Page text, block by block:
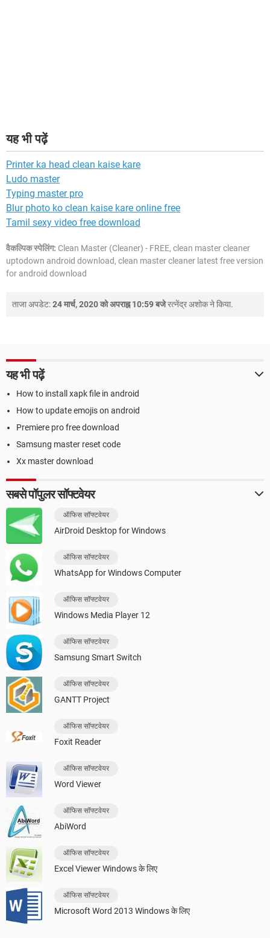
यह भी पढ़ें
Printer ka head clean kaise kare
Ludo master
Typing master pro
Blur photo ko clean kaise kare online free
Tamil sexy video free download
वैकल्पिक स्पेलिंग: Clean Master (Cleaner) - FREE, clean master cleaner
uptodown android download, clean master cleaner latest free version
for android download
ताजा अपडेट:24 मार्च, 2020 को अपराह्न 10:59 बजेरत्नेंद्र अशोकने किया.
यह भी पढ़ें
How to install xapk file in android
How to update emojis on android
Premiere pro free download
Samsung master reset code
Xx master download
सबसे पॉपुलर सॉफ्टवेयर
ऑफिस सॉफ्टवेयर
AirDroid Desktop for Windows
ऑफिस सॉफ्टवेयर
WhatsApp for Windows Computer
ऑफिस सॉफ्टवेयर
Windows Media Player 12
ऑफिस सॉफ्टवेयर
Samsung Smart Switch
ऑफिस सॉफ्टवेयर
GANTT Project
ऑफिस सॉफ्टवेयर
Foxit Reader
ऑफिस सॉफ्टवेयर
Word Viewer
ऑफिस सॉफ्टवेयर
AbiWord
ऑफिस सॉफ्टवेयर
Excel Viewer Windows के लिए
ऑफिस सॉफ्टवेयर
Microsoft Word 2013 Windows के लिए